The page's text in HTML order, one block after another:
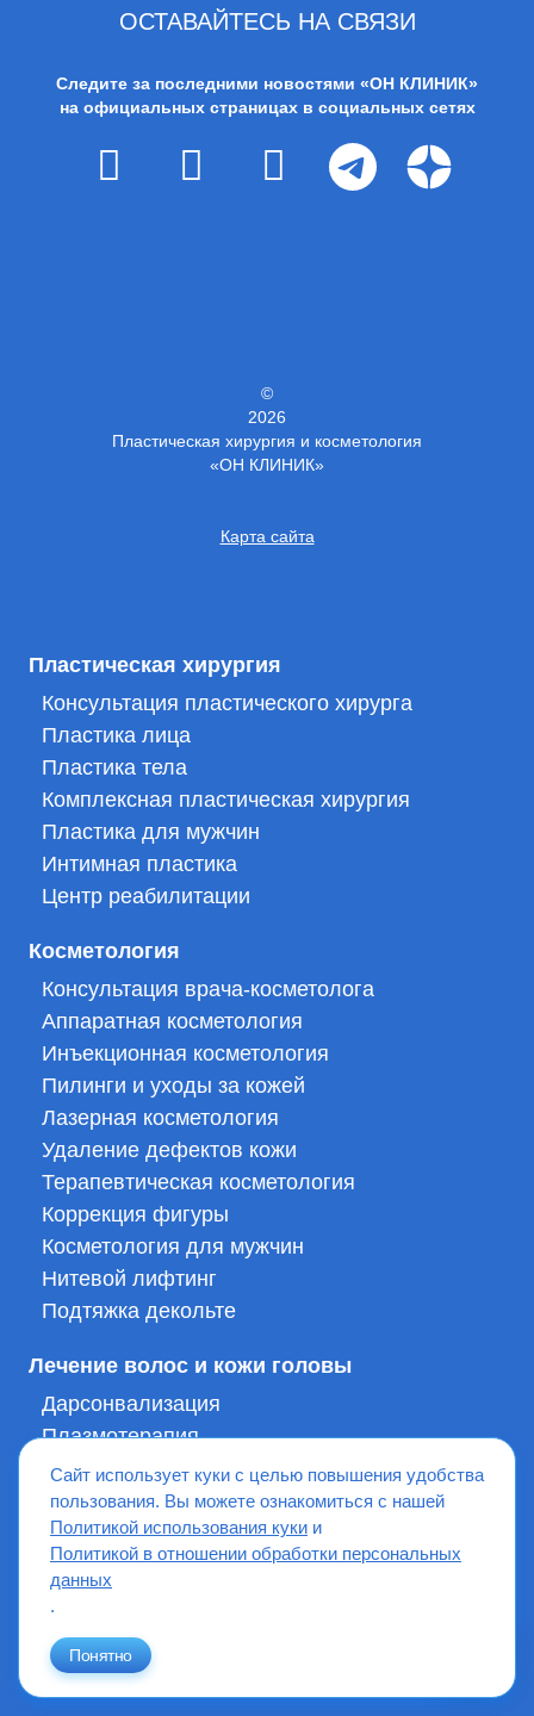
ОСТАВАЙТЕСЬ НА СВЯЗИ
Следите за последними новостями «ОН КЛИНИК»
на официальных страницах в социальных сетях
©
2026
Пластическая хирургия и косметология
«ОН КЛИНИК»
Карта сайта
Пластическая хирургия
Консультация пластического хирурга
Пластика лица
Пластика тела
Комплексная пластическая хирургия
Пластика для мужчин
Интимная пластика
Центр реабилитации
Косметология
Консультация врача-косметолога
Аппаратная косметология
Инъекционная косметология
Пилинги и уходы за кожей
Лазерная косметология
Удаление дефектов кожи
Терапевтическая косметология
Коррекция фигуры
Косметология для мужчин
Нитевой лифтинг
Подтяжка декольте
Лечение волос и кожи головы
Дарсонвализация
Плазмотерапия
Фотодинамическая терапия HELEO4 для
Озонотерапия
Диагностика в трихологии
Себорея кожи головы
Лечение выпадения волос
Лечение волос
Мезотерапия Meso-Genesis
Сайт использует куки с целью повышения удобства
пользования. Вы можете ознакомиться с нашей
Политикой использования куки и
Политикой в отношении обработки персональных
данных
.
Понятно